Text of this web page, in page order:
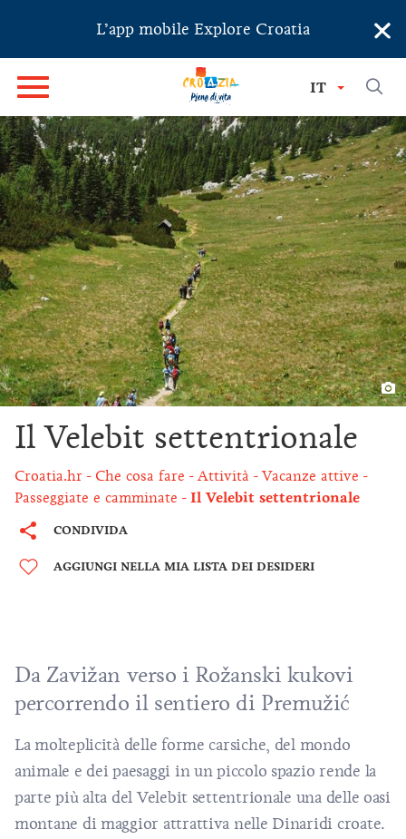
L’app mobile Explore Croatia ×
IT
Il Velebit settentrionale
Croatia.hr Che cosa fare Attività
Vacanze attive
Passeggiate e camminate
Il Velebit settentrionale
CONDIVIDA
AGGIUNGI NELLA MIA LISTA DEI DESIDERI
Da Zavižan verso i Rožanski kukovi
percorrendo il sentiero di Premužić
La molteplicità delle forme carsiche, del mondo
animale e dei paesaggi in un piccolo spazio rende la
parte più alta del Velebit settentrionale una delle oasi
montane di maggior attrattiva nelle Dinaridi croate.